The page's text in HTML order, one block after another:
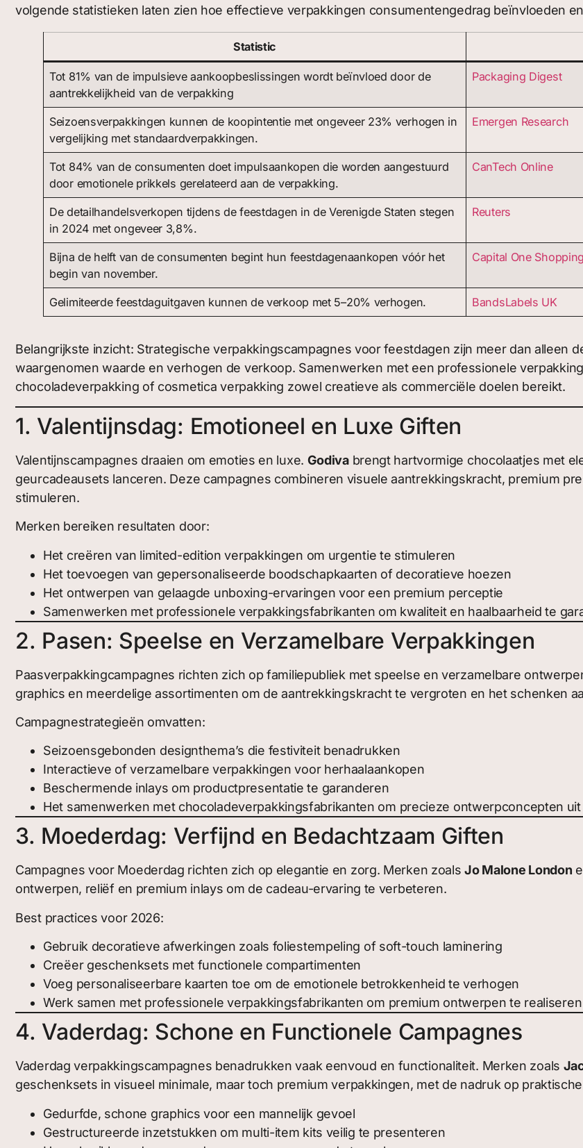
volgende statistieken laten zien hoe effectieve verpakkingen consumentengedrag beïnvloeden
Statistic
Tot 81% van de impulsieve aankoopbeslissingen wordt beïnvloed door de
aantrekkelijkheid van de verpakking
Packaging Digest
Seizoensverpakkingen kunnen de koopintentie met ongeveer 23% verhogen in
vergelijking met standaardverpakkingen.
Emergen Research
Tot 84% van de consumenten doet impulsaankopen die worden aangestuurd
door emotionele prikkels gerelateerd aan de verpakking.
CanTech Online
De detailhandelsverkopen tijdens de feestdagen in de Verenigde Staten stegen
in 2024 met ongeveer 3,8%.
Reuters
Bijna de helft van de consumenten begint hun feestdagenaankopen vóór het
begin van november.
Capital One Shopping
Gelimiteerde feestdaguitgaven kunnen de verkoop met 5–20% verhogen. BandsLabels UK
Belangrijkste inzicht: Strategische verpakkingscampagnes voor feestdagen zijn meer dan
waargenomen waarde en verhogen de verkoop. Samenwerken met een professionele
chocoladeverpakking of cosmetica verpakking zowel creatieve als commerciële doelen bereikt.
1. Valentijnsdag: Emotioneel en Luxe Giften
Valentijnscampagnes draaien om emoties en luxe. Godivabrengt hartvormige chocolaatjes met
geurcadeausets lanceren. Deze campagnes combineren visuele aantrekkingskracht, premium
stimuleren.
Merken bereiken resultaten door:
Het creëren van limited-edition verpakkingen om urgentie te stimuleren
Het toevoegen van gepersonaliseerde boodschapkaarten of decoratieve hoezen
Het ontwerpen van gelaagde unboxing-ervaringen voor een premium perceptie
Samenwerken met professionele verpakkingsfabrikanten om kwaliteit en haalbaarheid te
2. Pasen: Speelse en Verzamelbare Verpakkingen
Paasverpakkingcampagnes richten zich op familiepubliek met speelse en verzamelbare
graphics en meerdelige assortimenten om de aantrekkingskracht te vergroten en het schenken
Campagnestrategieën omvatten:
Seizoensgebonden designthema’s die festiviteit benadrukken
Interactieve of verzamelbare verpakkingen voor herhaalaankopen
Beschermende inlays om productpresentatie te garanderen
Het samenwerken met chocoladeverpakkingsfabrikanten om precieze ontwerpconcepten
3. Moederdag: Verfijnd en Bedachtzaam Giften
Campagnes voor Moederdag richten zich op elegantie en zorg. Merken zoalsJo Malone London
ontwerpen, reliëf en premium inlays om de cadeau-ervaring te verbeteren.
Best practices voor 2026:
Gebruik decoratieve afwerkingen zoals foliestempeling of soft-touch laminering
Creëer geschenksets met functionele compartimenten
Voeg personaliseerbare kaarten toe om de emotionele betrokkenheid te verhogen
Werk samen met professionele verpakkingsfabrikanten om premium ontwerpen te realiseren
4. Vaderdag: Schone en Functionele Campagnes
Vaderdag verpakkingscampagnes benadrukken vaak eenvoud en functionaliteit. Merken zoals
geschenksets in visueel minimale, maar toch premium verpakkingen, met de nadruk op
Gedurfde, schone graphics voor een mannelijk gevoel
Gestructureerde inzetstukken om multi-item kits veilig te presenteren